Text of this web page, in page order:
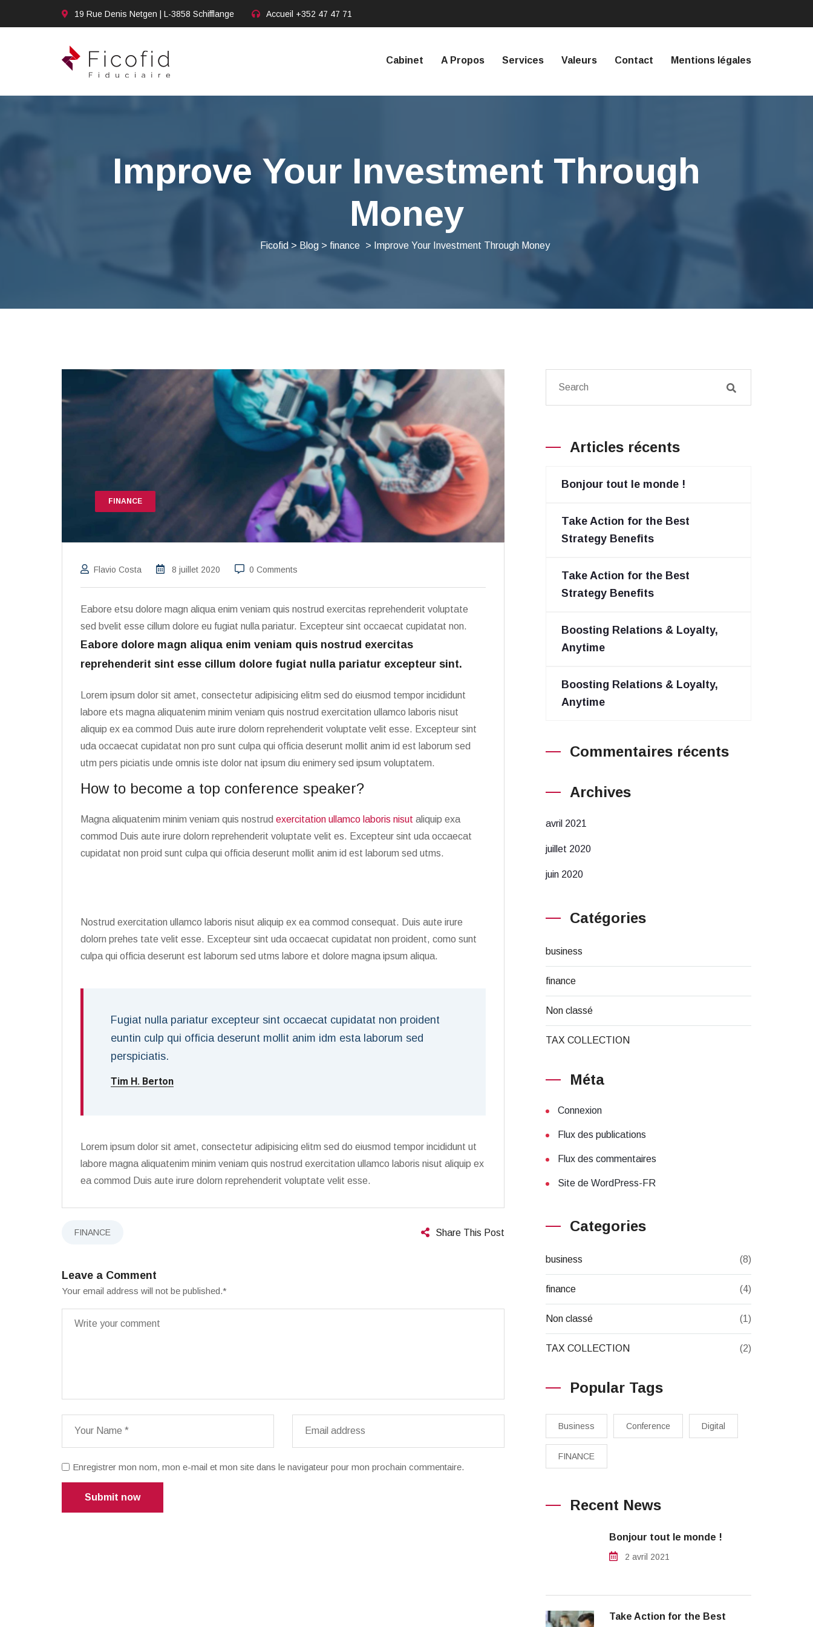
19 Rue Denis Netgen | L-3858 Schifflange Accueil +352 47 47 71
Cabinet A Propos Services Valeurs Contact Mentions légales
Improve Your Investment Through
Money
Ficofid > Blog > finance > Improve Your Investment Through Money
FINANCE
Flavio Costa 8 juillet 2020 0 Comments
Eabore etsu dolore magn aliqua enim veniam quis nostrud exercitas reprehenderit voluptate
sed bvelit esse cillum dolore eu fugiat nulla pariatur. Excepteur sint occaecat cupidatat non.
Eabore dolore magn aliqua enim veniam quis nostrud exercitas
reprehenderit sint esse cillum dolore fugiat nulla pariatur excepteur sint.
Lorem ipsum dolor sit amet, consectetur adipisicing elitm sed do eiusmod tempor incididunt
labore ets magna aliquatenim minim veniam quis nostrud exercitation ullamco laboris nisut
aliquip ex ea commod Duis aute irure dolorn reprehenderit voluptate velit esse. Excepteur sint
uda occaecat cupidatat non pro sunt culpa qui officia deserunt mollit anim id est laborum sed
utm pers piciatis unde omnis iste dolor nat ipsum diu enimery sed ipsum voluptatem.
How to become a top conference speaker?
Magna aliquatenim minim veniam quis nostrud exercitation ullamco laboris nisut aliquip exa
commod Duis aute irure dolorn reprehenderit voluptate velit es. Excepteur sint uda occaecat
cupidatat non proid sunt culpa qui officia deserunt mollit anim id est laborum sed utms.
Nostrud exercitation ullamco laboris nisut aliquip ex ea commod consequat. Duis aute irure
dolorn prehes tate velit esse. Excepteur sint uda occaecat cupidatat non proident, como sunt
culpa qui officia deserunt est laborum sed utms labore et dolore magna ipsum aliqua.
Fugiat nulla pariatur excepteur sint occaecat cupidatat non proident
euntin culp qui officia deserunt mollit anim idm esta laborum sed
perspiciatis.
Tim H. Berton
Lorem ipsum dolor sit amet, consectetur adipisicing elitm sed do eiusmod tempor incididunt ut
labore magna aliquatenim minim veniam quis nostrud exercitation ullamco laboris nisut aliquip ex
ea commod Duis aute irure dolorn reprehenderit voluptate velit esse.
FINANCE Share This Post
Leave a Comment
Your email address will not be published.*
Enregistrer mon nom, mon e-mail et mon site dans le navigateur pour mon prochain commentaire.
Submit now
Articles récents
Bonjour tout le monde !
Take Action for the Best
Strategy Benefits
Take Action for the Best
Strategy Benefits
Boosting Relations & Loyalty,
Anytime
Boosting Relations & Loyalty,
Anytime
Commentaires récents
Archives
avril 2021
juillet 2020
juin 2020
Catégories
business
finance
Non classé
TAX COLLECTION
Méta
Connexion
Flux des publications
Flux des commentaires
Site de WordPress-FR
Categories
business (8)
finance (4)
Non classé (1)
TAX COLLECTION (2)
Popular Tags
Business Conference Digital
FINANCE
Recent News
Bonjour tout le monde !
2 avril 2021
Take Action for the Best